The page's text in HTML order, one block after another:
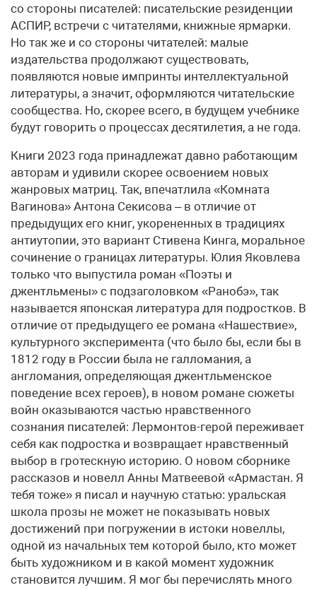
со стороны писателей: писательские резиденции
АСПИР, встречи с читателями, книжные ярмарки.
Но так же и со стороны читателей: малые
издательства продолжают существовать,
появляются новые импринты интеллектуальной
литературы, а значит, оформляются читательские
сообщества. Но, скорее всего, в будущем учебнике
будут говорить о процессах десятилетия, а не года.
Книги 2023 года принадлежат давно работающим
авторам и удивили скорее освоением новых
жанровых матриц. Так, впечатлила «Комната
Вагинова» Антона Секисова – в отличие от
предыдущих его книг, укорененных в традициях
антиутопии, это вариант Стивена Кинга, моральное
сочинение о границах литературы. Юлия Яковлева
только что выпустила роман «Поэты и
джентльмены» с подзаголовком «Ранобэ», так
называется японская литература для подростков. В
отличие от предыдущего ее романа «Нашествие»,
культурного эксперимента (что было бы, если бы в
1812 году в России была не галломания, а
англомания, определяющая джентльменское
поведение всех героев), в новом романе сюжеты
войн оказываются частью нравственного
сознания писателей: Лермонтов-герой переживает
себя как подростка и возвращает нравственный
выбор в гротескную историю. О новом сборнике
рассказов и новелл Анны Матвеевой «Армастан. Я
тебя тоже» я писал и научную статью: уральская
школа прозы не может не показывать новых
достижений при погружении в истоки новеллы,
одной из начальных тем которой было, кто может
быть художником и в какой момент художник
становится лучшим. Я мог бы перечислять много